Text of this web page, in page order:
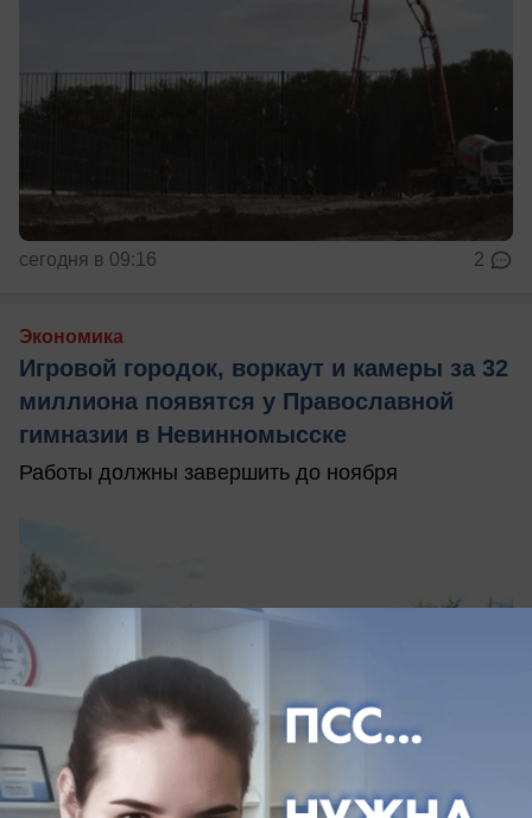
сегодня в 09:16 2
Экономика
Игровой городок, воркаут и камеры за 32
миллиона появятся у Православной
гимназии в Невинномысске
Работы должны завершить до ноября